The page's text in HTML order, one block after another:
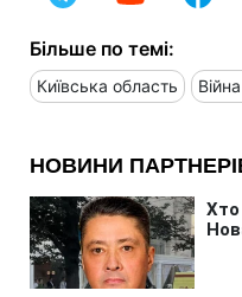
Більше по темі:
Київська область